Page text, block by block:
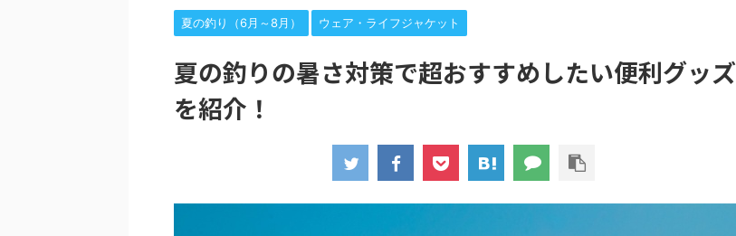
夏の釣り（6月～8月） ウェア・ライフジャケット
夏の釣りの暑さ対策で超おすすめしたい便利グッズ
を紹介！